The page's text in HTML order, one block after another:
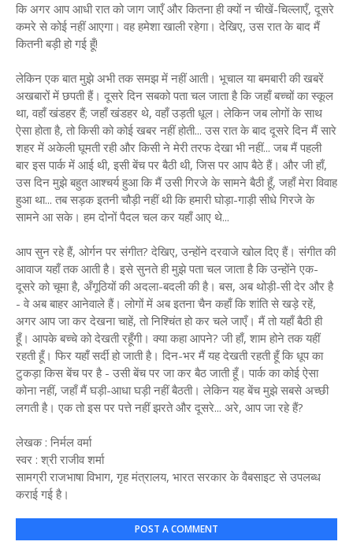
कि अगर आप आधी रात को जाग जाएँ और कितना ही क्यों न चीखें-चिल्लाएँ, दूसरे
कमरे से कोई नहीं आएगा। वह हमेशा खाली रहेगा। देखिए, उस रात के बाद मैं
कितनी बड़ी हो गई हूँ!
लेकिन एक बात मुझे अभी तक समझ में नहीं आती। भूचाल या बमबारी की खबरें
अखबारों में छपती हैं। दूसरे दिन सबको पता चल जाता है कि जहाँ बच्चों का स्कूल
था, वहाँ खंडहर हैं; जहाँ खंडहर थे, वहाँ उड़ती धूल। लेकिन जब लोगों के साथ
ऐसा होता है, तो किसी को कोई खबर नहीं होती... उस रात के बाद दूसरे दिन मैं सारे
शहर में अकेली घूमती रही और किसी ने मेरी तरफ देखा भी नहीं... जब मैं पहली
बार इस पार्क में आई थी, इसी बेंच पर बैठी थी, जिस पर आप बैठे हैं। और जी हाँ,
उस दिन मुझे बहुत आश्चर्य हुआ कि मैं उसी गिरजे के सामने बैठी हूँ, जहाँ मेरा विवाह
हुआ था... तब सड़क इतनी चौड़ी नहीं थी कि हमारी घोड़ा-गाड़ी सीधे गिरजे के
सामने आ सके। हम दोनों पैदल चल कर यहाँ आए थे...
आप सुन रहे हैं, ओर्गन पर संगीत? देखिए, उन्होंने दरवाजे खोल दिए हैं। संगीत की
आवाज यहाँ तक आती है। इसे सुनते ही मुझे पता चल जाता है कि उन्होंने एक-
दूसरे को चूमा है, अँगूठियों की अदला-बदली की है। बस, अब थोड़ी-सी देर और है
- वे अब बाहर आनेवाले हैं। लोगों में अब इतना चैन कहाँ कि शांति से खड़े रहें,
अगर आप जा कर देखना चाहें, तो निश्चिंत हो कर चले जाएँ। मैं तो यहाँ बैठी ही
हूँ। आपके बच्चे को देखती रहूँगी। क्या कहा आपने? जी हाँ, शाम होने तक यहीं
रहती हूँ। फिर यहाँ सर्दी हो जाती है। दिन-भर मैं यह देखती रहती हूँ कि धूप का
टुकड़ा किस बेंच पर है - उसी बेंच पर जा कर बैठ जाती हूँ। पार्क का कोई ऐसा
कोना नहीं, जहाँ मैं घड़ी-आधा घड़ी नहीं बैठती। लेकिन यह बेंच मुझे सबसे अच्छी
लगती है। एक तो इस पर पत्ते नहीं झरते और दूसरे... अरे, आप जा रहे हैं?
लेखक : निर्मल वर्मा
स्वर : श्री राजीव शर्मा
सामग्री राजभाषा विभाग, गृह मंत्रालय, भारत सरकार के वैबसाइट से उपलब्ध
कराई गई है।
POST A COMMENT